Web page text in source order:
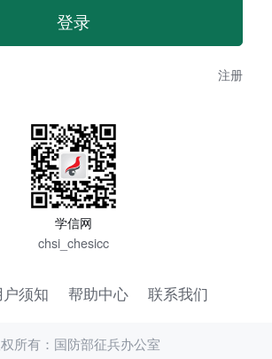
注册
学信网
chsi_chesicc
户须知 帮助中心 联系我们
所有：国防部征兵办公室